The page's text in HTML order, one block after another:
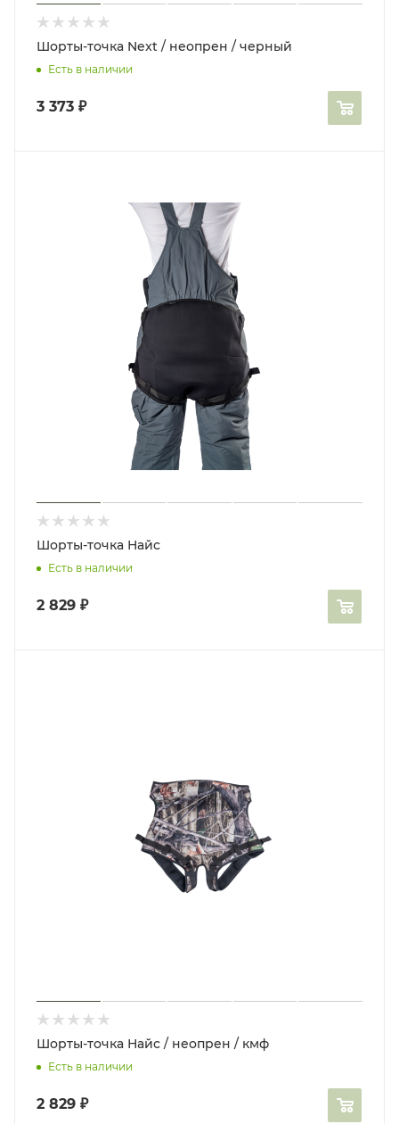
Шорты-точка Next / неопрен / черный
Есть в наличии
3 373 ₽
Шорты-точка Найс
Есть в наличии
2 829 ₽
Шорты-точка Найс / неопрен / кмф
Есть в наличии
2 829 ₽